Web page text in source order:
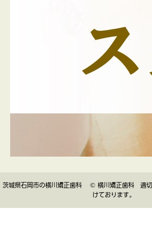
茨城県石岡市の横川矯正歯科 © 横川矯正歯科 適切
けております。